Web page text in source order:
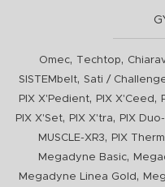
Omec, Techtop,
SISTEMbelt, Sati /
PIX X'Pedient, PIX X'Ceed ,
PIX X'Set, PIX X'tra, PIX
MUSCLE-XR3, PIX
Megadyne Basic,
Megadyne Linea Gold ,